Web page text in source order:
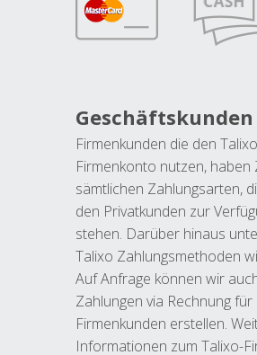
Geschäftskunden
Firmenkunden die den
Firmenkonto nutzen, haben
sämtlichen Zahlungsarten,
den Privatkunden zur
stehen. Darüber hinaus
Talixo Zahlungsmethoden
Auf Anfrage können wir
Zahlungen via Rechnung
Firmenkunden erstellen.
Informationen zum Talixo-